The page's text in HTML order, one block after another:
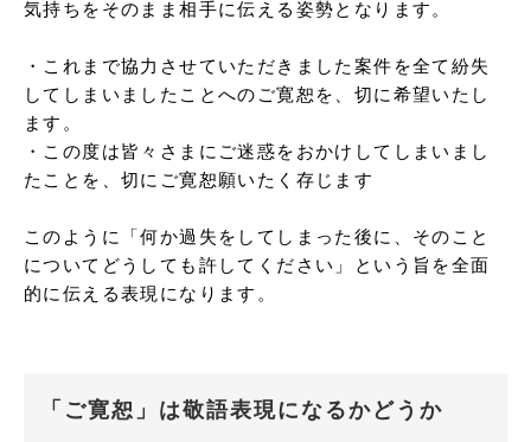
気持ちをそのまま相手に伝える姿勢となります。
・これまで協力させていただきました案件を全て紛失
してしまいましたことへのご寛恕を、切に希望いたし
ます。
・この度は皆々さまにご迷惑をおかけしてしまいまし
たことを、切にご寛恕願いたく存じます
このように「何か過失をしてしまった後に、そのこと
についてどうしても許してください」という旨を全面
的に伝える表現になります。
「ご寛恕」は敬語表現になるかどうか